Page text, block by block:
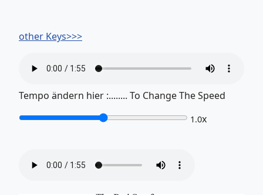
other Keys>>>
Tempo ändern hier :........ To Change The Speed
1.0x